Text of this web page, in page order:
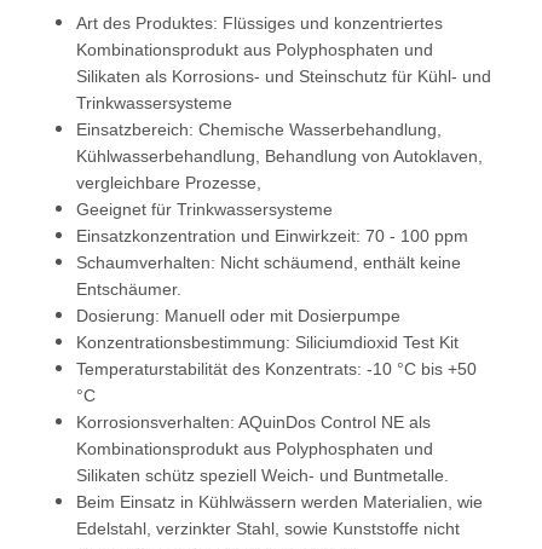
Art des Produktes: Flüssiges und konzentriertes
Kombinationsprodukt aus Polyphosphaten und
Silikaten als Korrosions- und Steinschutz für Kühl- und
Trinkwassersysteme
Einsatzbereich: Chemische Wasserbehandlung,
Kühlwasserbehandlung, Behandlung von Autoklaven,
vergleichbare Prozesse,
Geeignet für Trinkwassersysteme
Einsatzkonzentration und Einwirkzeit: 70 - 100 ppm
Schaumverhalten: Nicht schäumend, enthält keine
Entschäumer.
Dosierung: Manuell oder mit Dosierpumpe
Konzentrationsbestimmung: Siliciumdioxid Test Kit
Temperaturstabilität des Konzentrats: -10 °C bis +50
°C
Korrosionsverhalten: AQuinDos Control NE als
Kombinationsprodukt aus Polyphosphaten und
Silikaten schütz speziell Weich- und Buntmetalle.
Beim Einsatz in Kühlwässern werden Materialien, wie
Edelstahl, verzinkter Stahl, sowie Kunststoffe nicht